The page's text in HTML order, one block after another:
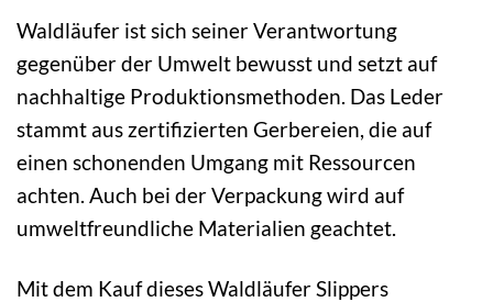
Waldläufer ist sich seiner Verantwortung
gegenüber der Umwelt bewusst und setzt auf
nachhaltige Produktionsmethoden. Das Leder
stammt aus zertifizierten Gerbereien, die auf
einen schonenden Umgang mit Ressourcen
achten. Auch bei der Verpackung wird auf
umweltfreundliche Materialien geachtet.
Mit dem Kauf dieses Waldläufer Slippers